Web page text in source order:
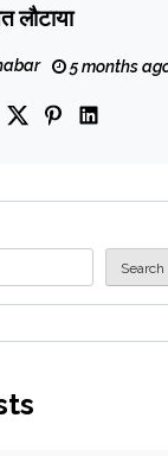
लौटाया
5 months
Search